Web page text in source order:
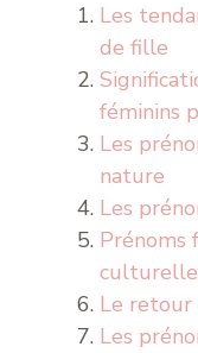
Les
de fille
féminins
Les
nature
Les
Prénoms
Le retour
Les